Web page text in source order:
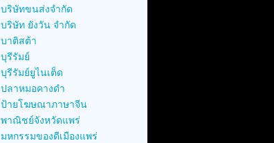
บริษัทขนส่งจำกัด
บริษัท ยังวัน จำกัด
บาติสต้า
บุรีรัมย์
บุรีรัมย์ยูไนเต็ด
ปลาหมอคางดำ
ป้ายโฆษณาภาษาจีน
พาณิชย์จังหวัดแพร่
มหกรรมของดีเมืองแพร่